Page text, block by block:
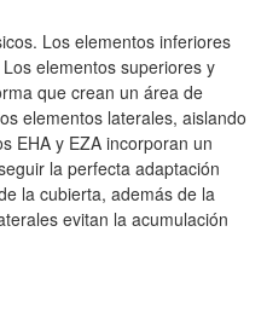
Los elementos inferiores
elementos superiores y
que crean un área de
elementos laterales, aislando
EHA y EZA incorporan un
la perfecta adaptación
la cubierta, además de la
evitan la acumulación